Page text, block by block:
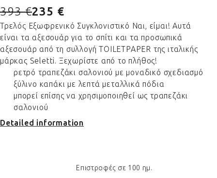
393 €235 €
Τρελός Εξωφρενικό Συγκλονιστικό Ναι, είμαι! Αυτά
είναι τα αξεσουάρ για το σπίτι και τα προσωπικά
αξεσουάρ από τη συλλογή TOILETPAPER της ιταλικής
μάρκας Seletti. Ξεχωρίστε από το πλήθος!
ρετρό τραπεζάκι σαλονιού με μοναδικό σχεδιασμό
ξύλινο καπάκι με λεπτά μεταλλικά πόδια
μπορεί επίσης να χρησιμοποιηθεί ως τραπεζάκι
σαλονιού
Detailed information
Επιστροφές σε 100 ημ.